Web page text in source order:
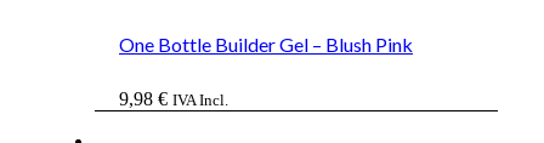
One Bottle Builder Gel – Blush Pink
9,98 € IVA Incl.